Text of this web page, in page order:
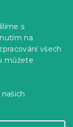
s
na
všech
můžete